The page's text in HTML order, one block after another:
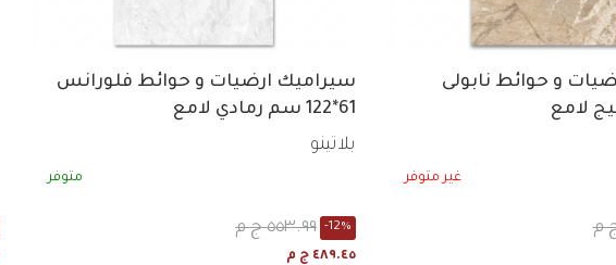
و حوائط نابولى
غير متوفر
سيراميك ارضيات و حوائط فلورانس
61*122 سم رمادي لامع
بلاتينو
متوفر
٥٥٣.٩٩ ج م -12%
٤٨٩.٤٥ ج م